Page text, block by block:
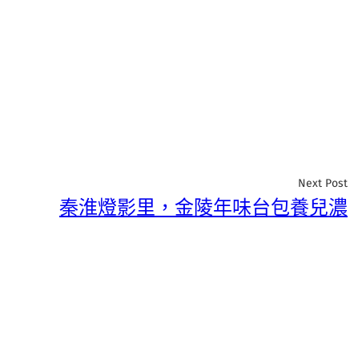
Next Post
秦淮燈影里，金陵年味台包養兒濃